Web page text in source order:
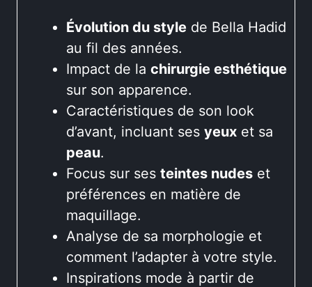
Évolution du style de Bella Hadid
au fil des années.
Impact de la chirurgie esthétique
sur son apparence.
Caractéristiques de son look
d’avant, incluant ses yeux et sa
peau.
Focus sur ses teintes nudes et
préférences en matière de
maquillage.
Analyse de sa morphologie et
comment l’adapter à votre style.
Inspirations mode à partir de